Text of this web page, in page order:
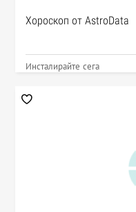
Хороскоп от AstroData
Инсталирайте сега